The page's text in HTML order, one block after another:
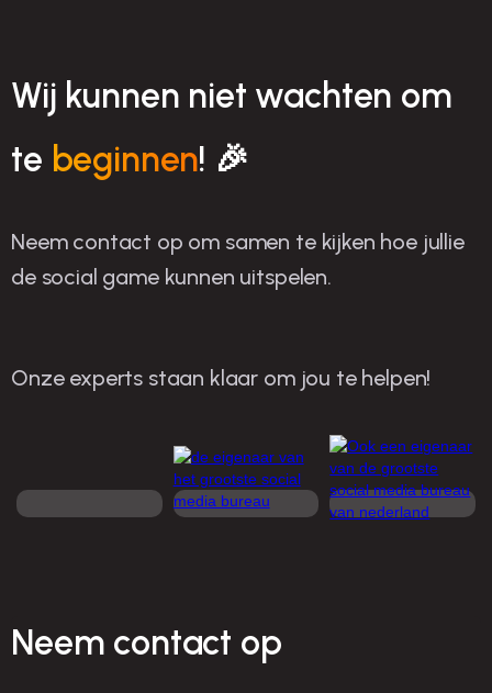
Wij kunnen niet wachten om
te beginnen! 🎉
Neem contact op om samen te kijken hoe jullie
de social game kunnen uitspelen.
Onze experts staan klaar om jou te helpen!
Neem contact op